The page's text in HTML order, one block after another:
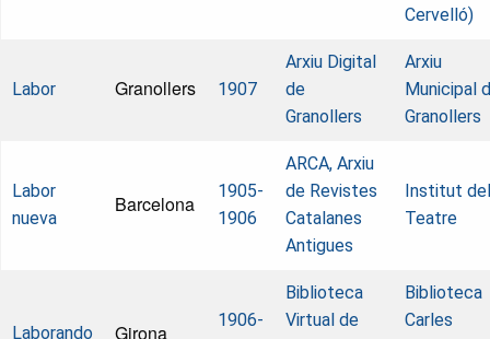
Cervelló)
Labor Granollers 1907
Arxiu Digital
de
Granollers
Arxiu
Municipal
Granollers
Labor
nueva
Barcelona
1905-
1906
ARCA, Arxiu
de Revistes
Catalanes
Antigues
Institut del
Teatre
Laborando Girona
1906-
Biblioteca
Virtual de
Biblioteca
Carles